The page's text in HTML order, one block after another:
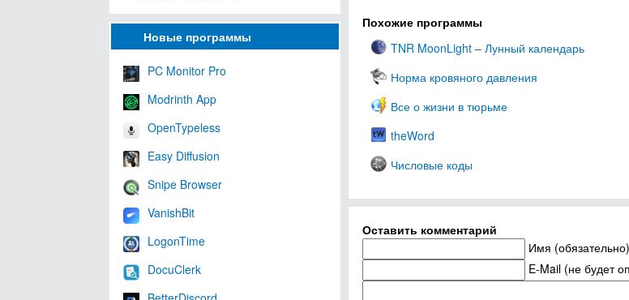
Новые программы
PC Monitor Pro
Modrinth App
OpenTypeless
Easy Diffusion
Snipe Browser
VanishBit
LogonTime
DocuClerk
Похожие программы
TNR MoonLight – Лунный календарь
Норма кровяного давления
Все о жизни в тюрьме
theWord
Числовые коды
Оставить комментарий
Имя (обязательно)
E-Mail (не будет